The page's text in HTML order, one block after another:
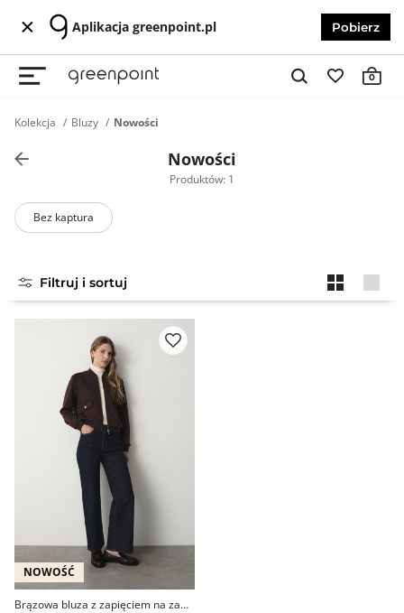
Aplikacja greenpoint.pl Pobierz
0
Kolekcja Bluzy Nowości
Nowości
Produktów: 1
Bez kaptura
Filtruj i sortuj
NOWOŚĆ
Brązowa bluza z zapięciem na zamek błyskawiczny